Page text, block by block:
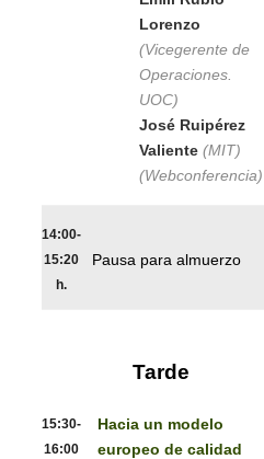
Lorenzo
(Vicegerente de
Operaciones.
UOC)
José Ruipérez
Valiente(MIT)
(Webconferencia)
14:00-
15:20
h.
Pausa para almuerzo
Tarde
15:30-
16:00
Hacia un modelo
europeo de calidad